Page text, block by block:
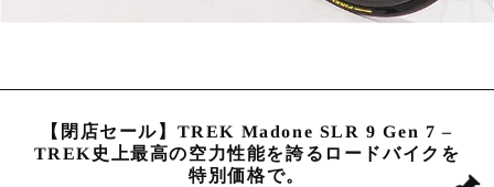
【閉店セール】TREK Madone SLR 9 Gen 7 –
TREK史上最高の空力性能を誇るロードバイクを
特別価格で。